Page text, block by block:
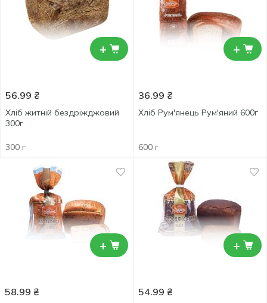
+
56.99 ₴
Хліб житній бездріжджовий
300г
300 г
+
36.99 ₴
Хліб Рум'янець Рум'яний 600г
600 г
+
58.99 ₴
+
54.99 ₴